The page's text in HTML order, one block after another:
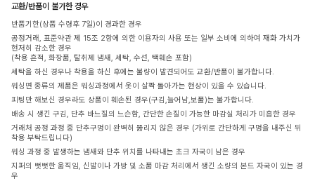
교환/반품이 불가한 경우
반품기한(상품 수령후 7일)이 경과한 경우
공정거래, 표준약관 제 15조 2항에 의한 이용자의 사용 또는 일부 소비에 의하여 재화 가치가
현저히 감소한 경우
(착용 흔적, 화장품, 탈취제 냄새, 세탁, 수선, 택훼손 포함)
세탁을 하신 경우나 착용을 하신 후에는 불량이 발견되어도 교환/반품이 불가합니다.
워싱면 종류의 제품은 워싱과정에서 옷이 살짝 돌아가는 현상이 있을 수 있습니다.
피팅만 해보신 경우라도 상품이 훼손된 경우(구김,늘어남,보풀)는 불가합니다.
배송 시 생긴 구김, 단추 바느질의 느슨함, 간단한 손질이 가능한 마감실 처리가 미흡한 경우
거래처 공정 과정 중 단추구멍이 완벽히 뚫리지 않은 경우 (가위로 간단하게 구멍을 내주신 뒤
착용 부탁드립니다)
워싱 과정 중 발생하는 냄새와 단추 위치를 나타내는 초크 자국이 남은 경우
지퍼의 뻣뻣한 움직임, 신발이나 가방 및 소품 마감 처리에서 생긴 소량의 본드 자국이 있는 경
우